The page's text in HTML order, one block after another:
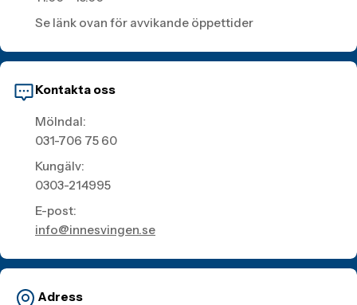
Se länk ovan för avvikande öppettider
Kontakta oss
Mölndal:
031-706 75 60
Kungälv:
0303-214995
E-post:
info@innesvingen.se
Adress